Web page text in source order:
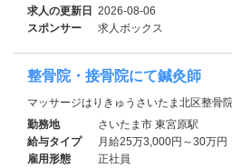
求人の更新日 2026-08-06
スポンサー
求人ボックス
整骨院・接骨院にて鍼灸師
マッサージはりきゅうさいたま北区整骨
勤務地
さいたま市 東宮原駅
給与タイプ
月給25万3,000円～30万円
雇用形態
正社員